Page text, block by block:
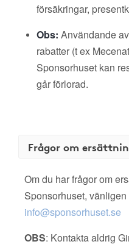
försäkringar,
Obs: Användande
rabatter (t ex
Sponsorhuset kan
går förlorad.
Frågor om
Om du har frågor om
Sponsorhuset,
info@sponsorhuset.se
OBS: Kontakta aldrig